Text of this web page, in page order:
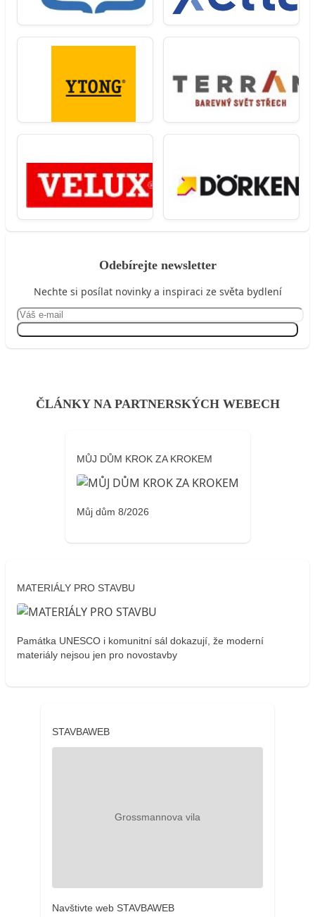
Odebírejte newsletter
Nechte si posílat novinky a inspiraci ze světa bydlení
ČLÁNKY NA PARTNERSKÝCH WEBECH
MŮJ DŮM KROK ZA KROKEM
Můj dům 8/2026
MATERIÁLY PRO STAVBU
Památka UNESCO i komunitní sál dokazují, že moderní
materiály nejsou jen pro novostavby
STAVBAWEB
Navštivte web STAVBAWEB